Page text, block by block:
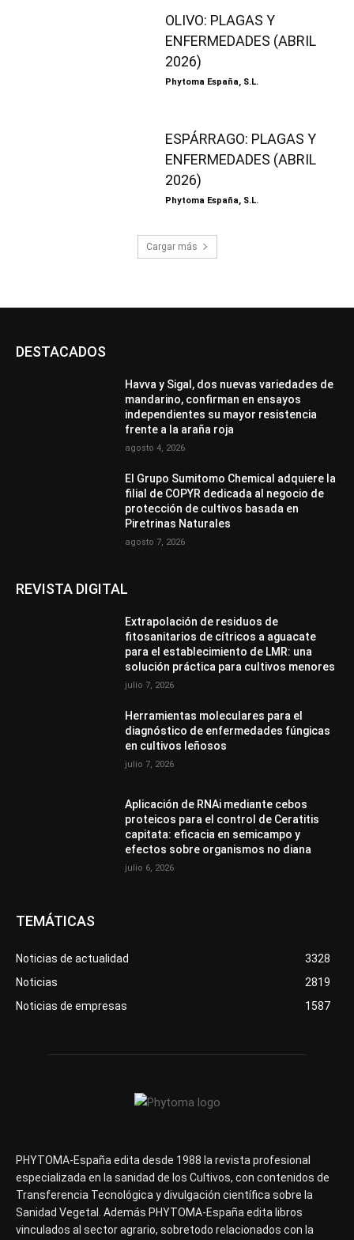
OLIVO: PLAGAS Y
ENFERMEDADES (ABRIL
2026)
Phytoma España, S.L.
ESPÁRRAGO: PLAGAS Y
ENFERMEDADES (ABRIL
2026)
Phytoma España, S.L.
Cargar más
DESTACADOS
Havva y Sigal, dos nuevas variedades de
mandarino, confirman en ensayos
independientes su mayor resistencia
frente a la araña roja
agosto 4, 2026
El Grupo Sumitomo Chemical adquiere la
filial de COPYR dedicada al negocio de
protección de cultivos basada en
Piretrinas Naturales
agosto 7, 2026
REVISTA DIGITAL
Extrapolación de residuos de
fitosanitarios de cítricos a aguacate
para el establecimiento de LMR: una
solución práctica para cultivos menores
julio 7, 2026
Herramientas moleculares para el
diagnóstico de enfermedades fúngicas
en cultivos leñosos
julio 7, 2026
Aplicación de RNAi mediante cebos
proteicos para el control de Ceratitis
capitata: eficacia en semicampo y
efectos sobre organismos no diana
julio 6, 2026
TEMÁTICAS
Noticias de actualidad
3328
Noticias
2819
Noticias de empresas
1587
PHYTOMA-España edita desde 1988 la revista profesional
especializada en la sanidad de los Cultivos, con contenidos de
Transferencia Tecnológica y divulgación científica sobre la
Sanidad Vegetal. Además PHYTOMA-España edita libros
vinculados al sector agrario, sobretodo relacionados con la